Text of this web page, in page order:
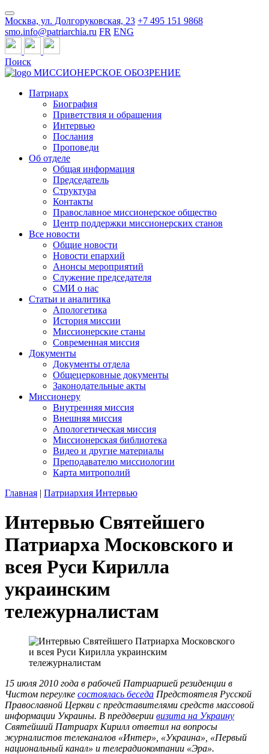
Москва, ул. Долгоруковская, 23 +7 495 151 9868
smo.info@patriarchia.ru FR ENG
Поиск
МИССИОНЕРСКОЕ ОБОЗРЕНИЕ
Патриарх
Биография
Приветствия и обращения
Интервью
Послания
Проповеди
Об отделе
Общая информация
Председатель
Структура
Контакты
Православное миссионерское общество
Центр поддержки миссионерских станов
Все новости
Общие новости
Новости епархий
Анонсы мероприятий
Служение председателя
СМИ о нас
Статьи и аналитика
Апологетика
История миссии
Миссионерские станы
Современная миссия
Документы
Документы отдела
Общецерковные документы
Законодательные акты
Миссионеру
Внутренняя миссия
Внешняя миссия
Апологетическая миссия
Миссионерская библиотека
Видео и другие материалы
Преподавателю миссиологии
Карта митрополий
Главная | Патриархия Интервью
Интервью Святейшего
Патриарха Московского и
всея Руси Кирилла
украинским
тележурналистам
15 июля 2010 года в рабочей Патриаршей резиденции в
Чистом переулке состоялась беседа Предстоятеля Русской
Православной Церкви с представителями средств массовой
информации Украины. В преддверии визита на Украину
Святейший Патриарх Кирилл ответил на вопросы
журналистов телеканалов «Интер», «Украина», «Первый
национальный канал» и телерадиокомпании «Эра».